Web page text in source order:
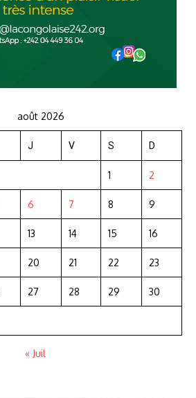
août 2026
J V S D
1 2
6 7 8 9
13 14 15 16
20 21 22 23
27 28 29 30
« Juil